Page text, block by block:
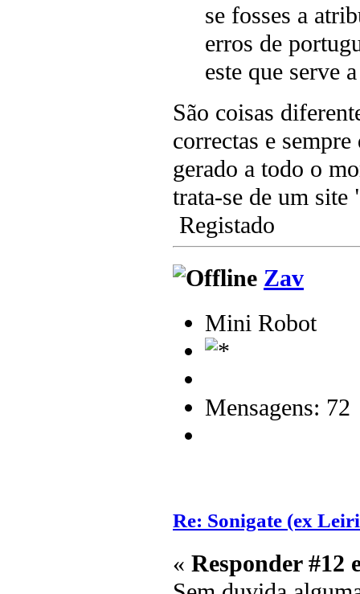
se fosses a
erros de
este que serve
São coisas
correctas e
gerado a todo o
trata-se de um site
Registado
Zav
Mini Robot
Mensagens: 72
Re: Sonigate (ex
« Responder #12